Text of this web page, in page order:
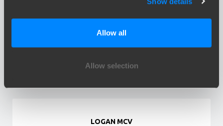
Allow all
Allow selection
LOGAN MCV